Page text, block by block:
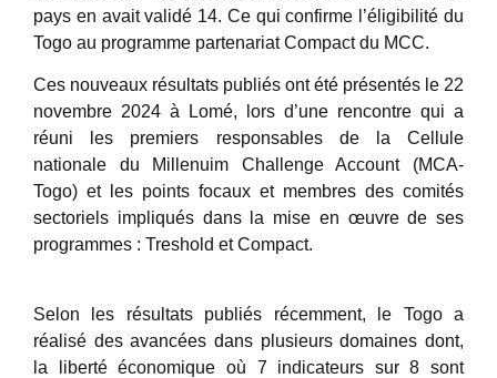
pays en avait validé 14. Ce qui confirme l’éligibilité du
Togo au programme partenariat Compact du MCC.
Ces nouveaux résultats publiés ont été présentés le 22
novembre 2024 à Lomé, lors d’une rencontre qui a
réuni les premiers responsables de la Cellule
nationale du Millenuim Challenge Account (MCA-
Togo) et les points focaux et membres des comités
sectoriels impliqués dans la mise en œuvre de ses
programmes : Treshold et Compact.
Selon les résultats publiés récemment, le Togo a
réalisé des avancées dans plusieurs domaines dont,
la liberté économique où 7 indicateurs sur 8 sont